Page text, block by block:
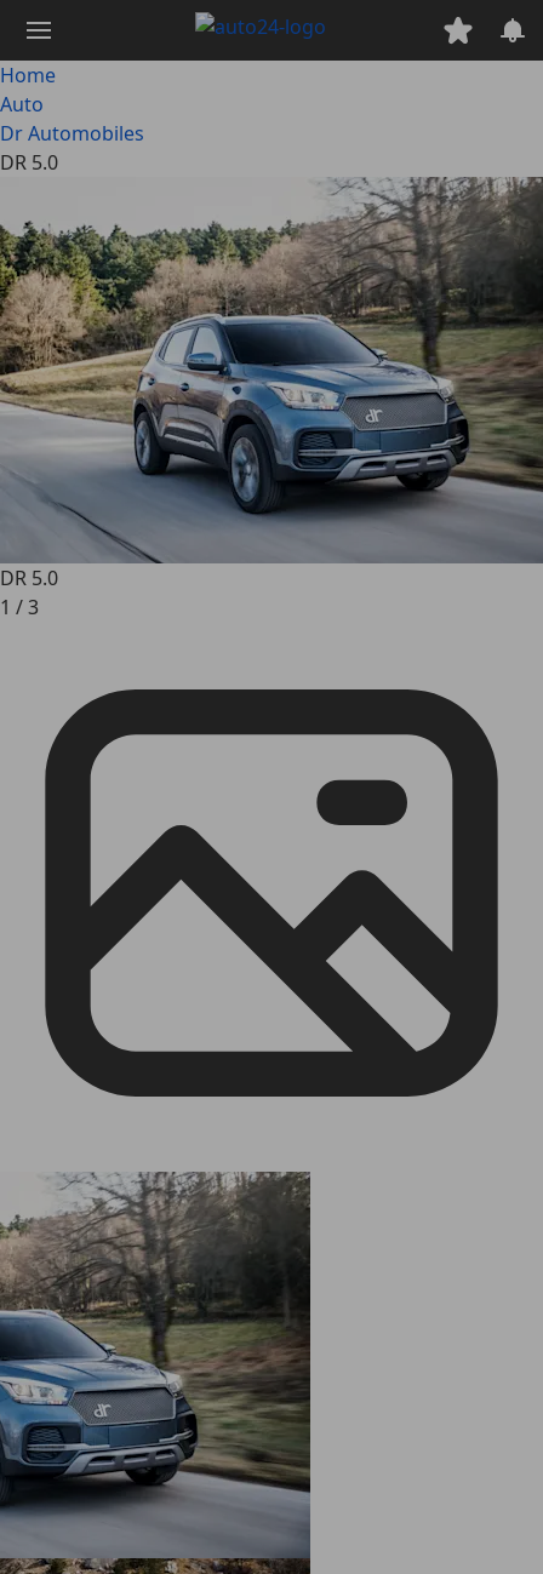
contenuto
principale
Home
Auto
Dr Automobiles
DR 5.0
DR 5.0
1 /3